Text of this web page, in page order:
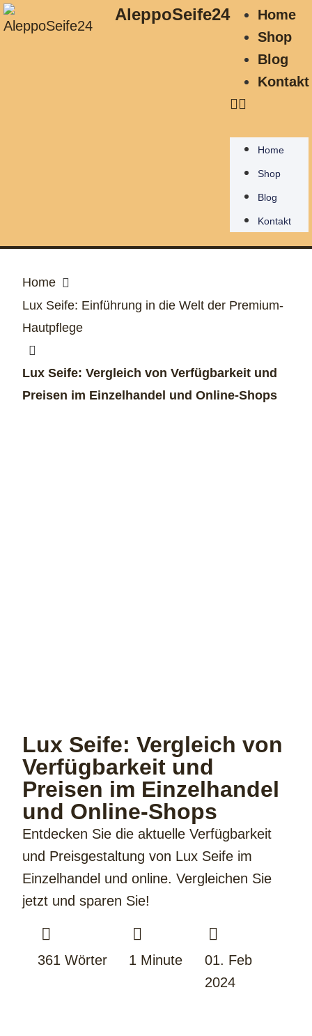
AleppoSeife24
Home
Shop
Blog
Kontakt
Home
Shop
Blog
Kontakt
Home
Lux Seife: Einführung in die Welt der Premium-
Hautpflege
Lux Seife: Vergleich von Verfügbarkeit und
Preisen im Einzelhandel und Online-Shops
Lux Seife: Vergleich von
Verfügbarkeit und
Preisen im Einzelhandel
und Online-Shops
Entdecken Sie die aktuelle Verfügbarkeit
und Preisgestaltung von Lux Seife im
Einzelhandel und online. Vergleichen Sie
jetzt und sparen Sie!
361 Wörter 1 Minute
01. Feb
2024